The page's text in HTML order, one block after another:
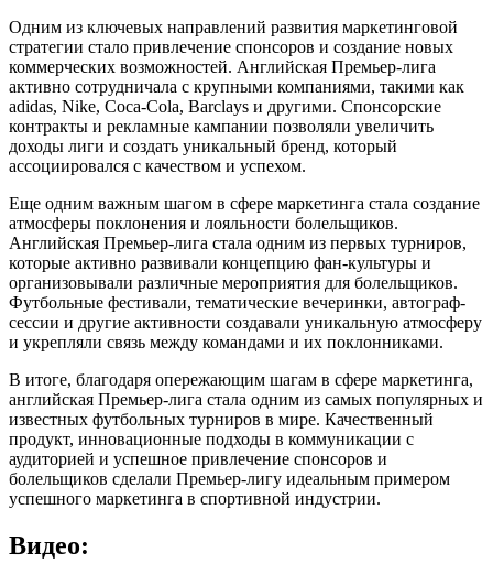
Одним из ключевых направлений развития маркетинговой
стратегии стало привлечение спонсоров и создание новых
коммерческих возможностей. Английская Премьер-лига
активно сотрудничала с крупными компаниями, такими как
adidas, Nike, Coca-Cola, Barclays и другими. Спонсорские
контракты и рекламные кампании позволяли увеличить
доходы лиги и создать уникальный бренд, который
ассоциировался с качеством и успехом.
Еще одним важным шагом в сфере маркетинга стала создание
атмосферы поклонения и лояльности болельщиков.
Английская Премьер-лига стала одним из первых турниров,
которые активно развивали концепцию фан-культуры и
организовывали различные мероприятия для болельщиков.
Футбольные фестивали, тематические вечеринки, автограф-
сессии и другие активности создавали уникальную атмосферу
и укрепляли связь между командами и их поклонниками.
В итоге, благодаря опережающим шагам в сфере маркетинга,
английская Премьер-лига стала одним из самых популярных и
известных футбольных турниров в мире. Качественный
продукт, инновационные подходы в коммуникации с
аудиторией и успешное привлечение спонсоров и
болельщиков сделали Премьер-лигу идеальным примером
успешного маркетинга в спортивной индустрии.
Видео: